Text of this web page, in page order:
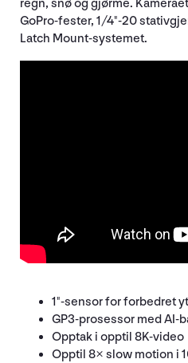
regn, snø og gjørme.
GoPro-fester, 1/4"-20
Latch Mount-systemet.
1"-sensor for forbedret
GP3-prosessor med AI-
Opptak i opptil 8K-video
Opptil 8× slow motion i